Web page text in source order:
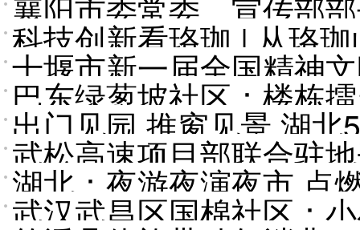
设常态化长效化
科技创新看珞珈 | 从珞
十堰市新一届全国精神
标杆打头阵作示范
巴东绿葱坡社区：楼栋
出门见园 推窗见景 湖北
武松高速项目部联合驻
湖北：夜游夜演夜市 点
武汉武昌区国棉社区：